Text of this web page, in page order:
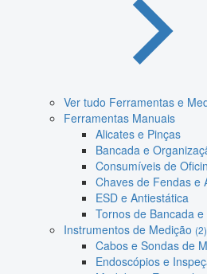
Ver tudo Ferramentas e
Ferramentas Manuais
Alicates e Pinças
Bancada e
Consumíveis de
Chaves de Fendas e
ESD e Antiestática
Tornos de Bancada
Instrumentos de Medição (2)
Cabos e Sondas de
Endoscópios e